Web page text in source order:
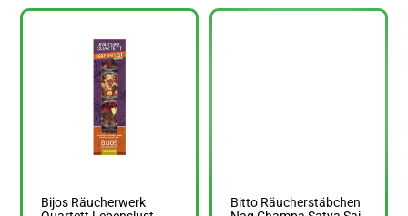
Bijos Räucherwerk
Bitto Räucherstäbchen